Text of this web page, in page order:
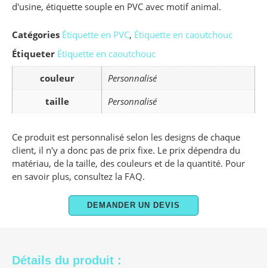
d'usine, étiquette souple en PVC avec motif animal.
Catégories Étiquette en PVC, Étiquette en caoutchouc
Étiqueter Étiquette en caoutchouc
couleur
Personnalisé
taille
Personnalisé
Ce produit est personnalisé selon les designs de chaque
client, il n'y a donc pas de prix fixe. Le prix dépendra du
matériau, de la taille, des couleurs et de la quantité. Pour
en savoir plus, consultez la FAQ.
DEMANDER UN DEVIS
Détails du produit :